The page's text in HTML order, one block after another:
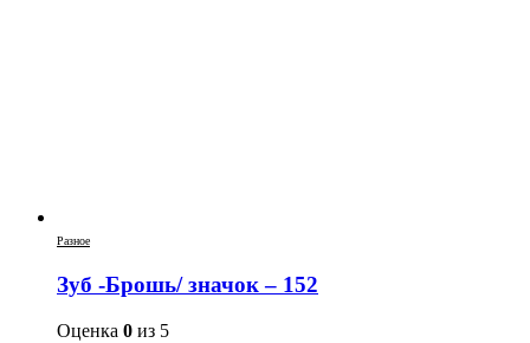
Разное
Зуб -Брошь/ значок – 152
Оценка 0 из 5